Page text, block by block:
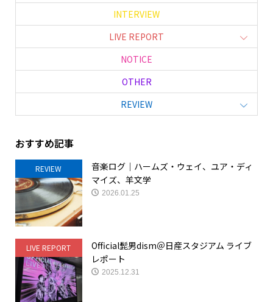
INTERVIEW
LIVE REPORT
NOTICE
OTHER
REVIEW
おすすめ記事
REVIEW
音楽ログ｜ハームズ・ウェイ、ユア・ディ
マイズ、羊文学
2026.01.25
LIVE REPORT
Official髭男dism＠日産スタジアム ライブ
レポート
2025.12.31